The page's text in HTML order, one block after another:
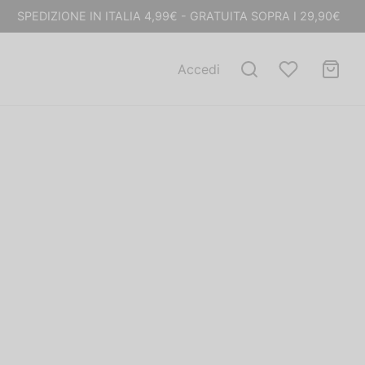
SPEDIZIONE IN ITALIA 4,99€ - GRATUITA SOPRA I 29,90€
Accedi